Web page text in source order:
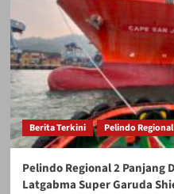
Berita Terkini Pelindo
Pelindo Regional 2 Panjang
Latgabma Super Garuda